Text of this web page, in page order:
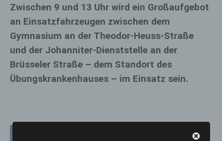
Zwischen 9 und 13 Uhr wird ein Großaufgebot
an Einsatzfahrzeugen zwischen dem
Gymnasium an der Theodor-Heuss-Straße
und der Johanniter-Dienststelle an der
Brüsseler Straße – dem Standort des
Übungskrankenhauses – im Einsatz sein.